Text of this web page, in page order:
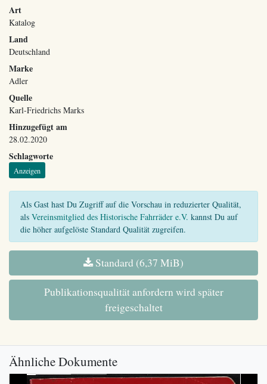
Art
Katalog
Land
Deutschland
Marke
Adler
Quelle
Karl-Friedrichs Marks
Hinzugefügt am
28.02.2020
Schlagworte
Anzeigen
Als Gast hast Du Zugriff auf die Vorschau in reduzierter Qualität,
als Vereinsmitglied des Historische Fahrräder e.V. kannst Du auf
die höher aufgelöste Standard Qualität zugreifen.
Standard (6,37 MiB)
Publikationsqualität anfordern wird später
freigeschaltet
Ähnliche Dokumente